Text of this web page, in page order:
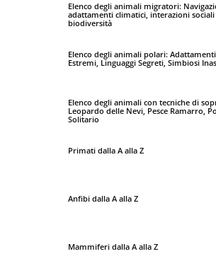
Elenco degli animali migratori:
adattamenti climatici, interazioni
biodiversità
Elenco degli animali polari:
Estremi, Linguaggi Segreti, Simbiosi
Elenco degli animali con tecniche di
Leopardo delle Nevi, Pesce Ramarro,
Solitario
Primati dalla A alla Z
Anfibi dalla A alla Z
Mammiferi dalla A alla Z